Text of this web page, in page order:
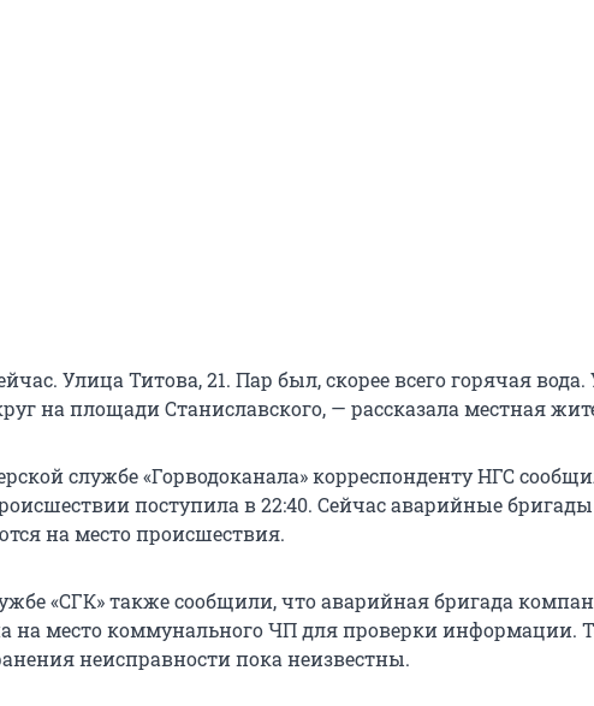
Улица Титова, 21. Пар был, скорее всего горячая вода.
на площади Станиславского, — рассказала местная
службе «Горводоканала» корреспонденту НГС
поступила в 22:40. Сейчас аварийные бригады
на место происшествия.
«СГК» также сообщили, что аварийная бригада
на место коммунального ЧП для проверки информации.
неисправности пока неизвестны.